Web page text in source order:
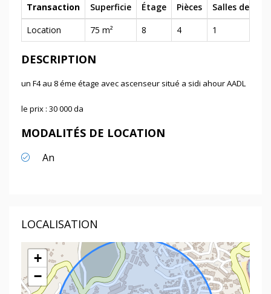
Transaction Superficie Étage Pièces
Salles de bain
Location
75 m² 8 4 1
DESCRIPTION
un F4 au 8 éme étage avec ascenseur situé a sidi ahour AADL
le prix : 30 000 da
MODALITÉS DE LOCATION
An
LOCALISATION
+
−